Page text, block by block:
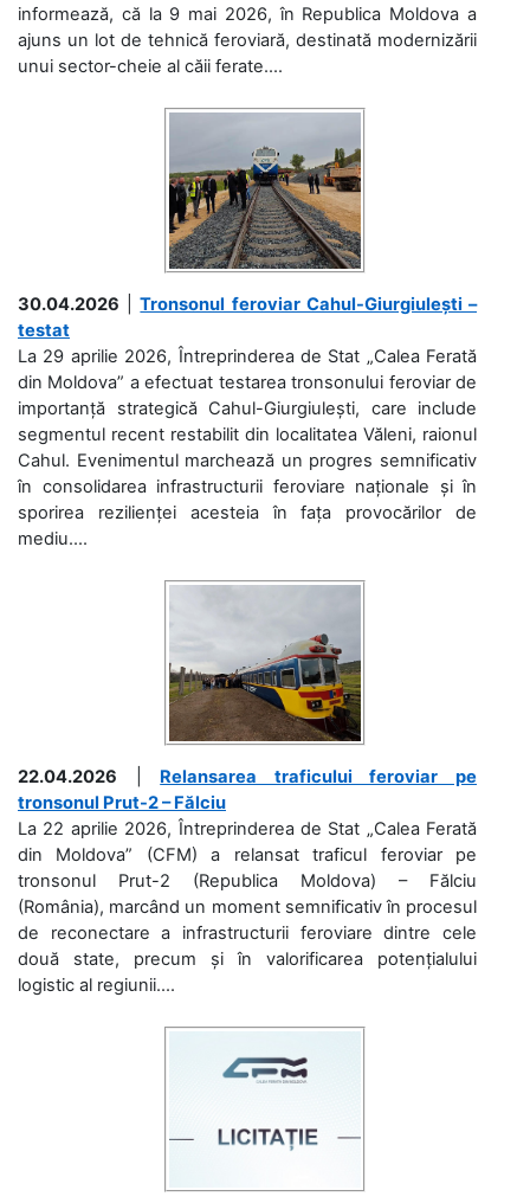
informează, că la 9 mai 2026, în Republica Moldova a
ajuns un lot de tehnică feroviară, destinată modernizării
unui sector-cheie al căii ferate....
30.04.2026 |Tronsonul feroviar Cahul-Giurgiulești –
testat
La 29 aprilie 2026, Întreprinderea de Stat „Calea Ferată
din Moldova” a efectuat testarea tronsonului feroviar de
importanță strategică Cahul-Giurgiulești, care include
segmentul recent restabilit din localitatea Văleni, raionul
Cahul. Evenimentul marchează un progres semnificativ
în consolidarea infrastructurii feroviare naționale și în
sporirea rezilienței acesteia în fața provocărilor de
mediu....
22.04.2026
Relansarea traficului feroviar pe
tronsonul Prut-2 – Fălciu
La 22 aprilie 2026, Întreprinderea de Stat „Calea Ferată
din Moldova” (CFM) a relansat traficul feroviar pe
tronsonul Prut-2 (Republica Moldova) – Fălciu
(România), marcând un moment semnificativ în procesul
de reconectare a infrastructurii feroviare dintre cele
două state, precum și în valorificarea potențialului
logistic al regiunii....